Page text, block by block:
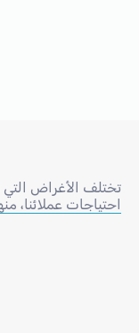
تختلف الأغراض التي
احتياجات عملائنا،